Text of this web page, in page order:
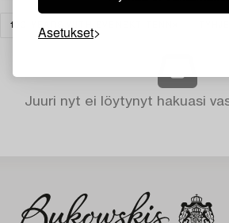
Asetukset
100 YEARS WITH SVENSKT TENN
Juuri nyt ei löytynyt hakuasi